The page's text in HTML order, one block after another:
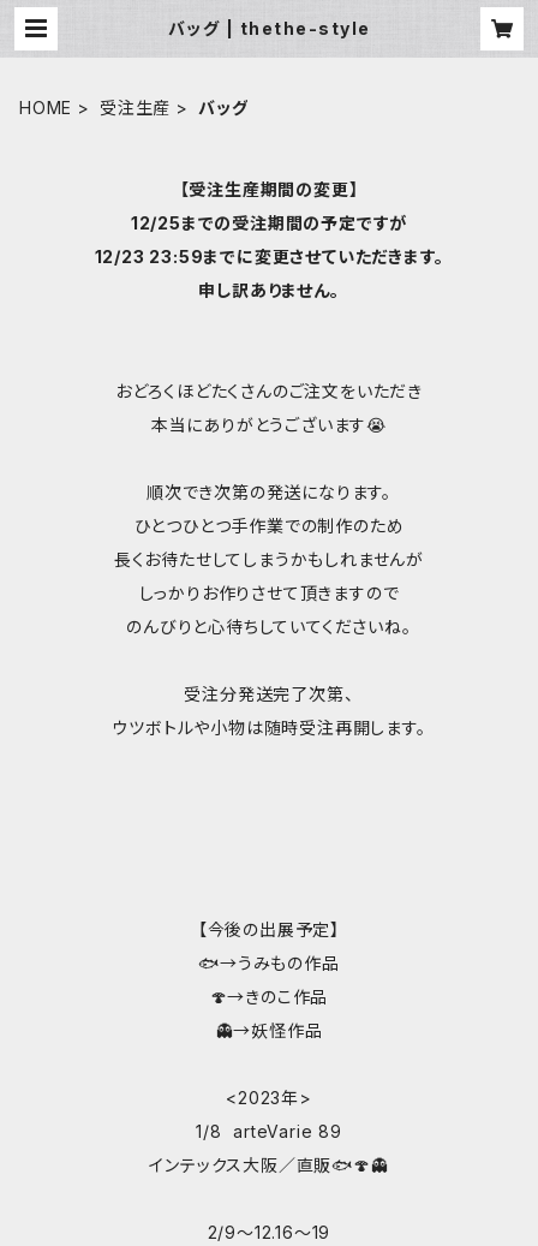
バッグ | thethe-style
HOME 受注生産 バッグ
【受注生産期間の変更】
12/25までの受注期間の予定ですが
12/23 23:59までに変更させていただきます。
申し訳ありません。
おどろくほどたくさんのご注文をいただき
本当にありがとうございます😭
順次でき次第の発送になります。
ひとつひとつ手作業での制作のため
長くお待たせしてしまうかもしれませんが
しっかりお作りさせて頂きますので
のんびりと心待ちしていてくださいね。
受注分発送完了次第、
ウツボトルや小物は随時受注再開します。
【今後の出展予定】
🐟→うみもの作品
🍄→きのこ作品
👻→妖怪作品
<2023年>
1/8 arteVarie 89
インテックス大阪／直販🐟🍄👻
2/9〜12.16〜19